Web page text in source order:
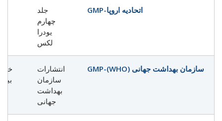
اتحادیه اروپا-GMP
جلد
چهارم
یودرا
لکس
سازمان بهداشت جهانی (WHO)-GMP
انتشارات
سازمان
بهداشت
جهانی
خط